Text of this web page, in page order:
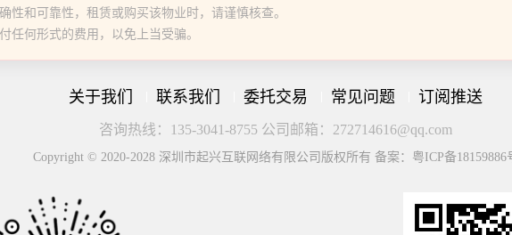
性和可靠性，租赁或购买该物业时，请谨慎核查。
任何形式的费用，以免上当受骗。
关于我们 联系我们 委托交易 常见问题 订阅推送
咨询热线：135-3041-8755 公司邮箱：272714616@qq.com
Copyright © 2020-2028 深圳市起兴互联网络有限公司版权所有 备案：粤ICP备18159886